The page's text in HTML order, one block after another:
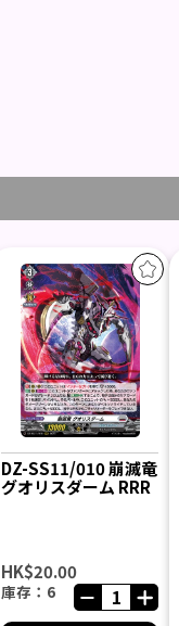
DZ-SS11/010 崩滅竜
グオリスダーム RRR
HK$20.00
庫存：6